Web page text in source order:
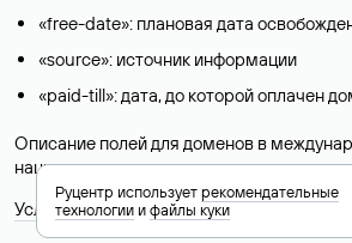
«free-date»: плановая дата
«source»: источник информации
«paid-till»: дата, до которой оплачен
Описание полей для доменов в
национальных доменах представлены в
Условия использования Whois-сервиса
Руцентр используетрекомендательные
технологииифайлы куки